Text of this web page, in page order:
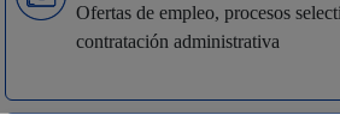
Ofertas de empleo, procesos
contratación administrativa